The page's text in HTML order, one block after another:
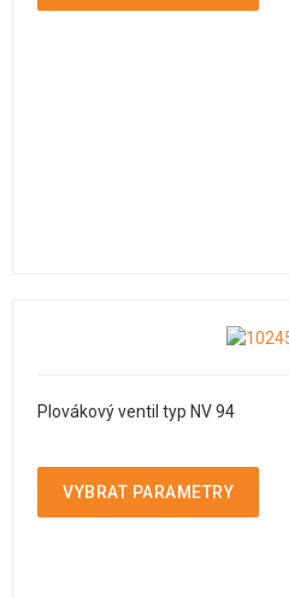
Plovákový ventil typ NV 94
VYBRAT PARAMETRY